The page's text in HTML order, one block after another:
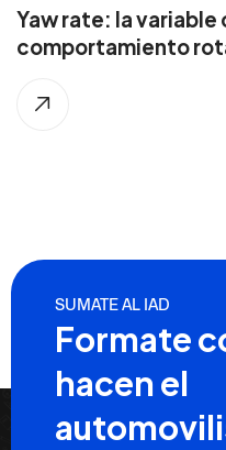
Yaw rate: la
comportamiento
SUMATE AL IAD
Formate
hacen el